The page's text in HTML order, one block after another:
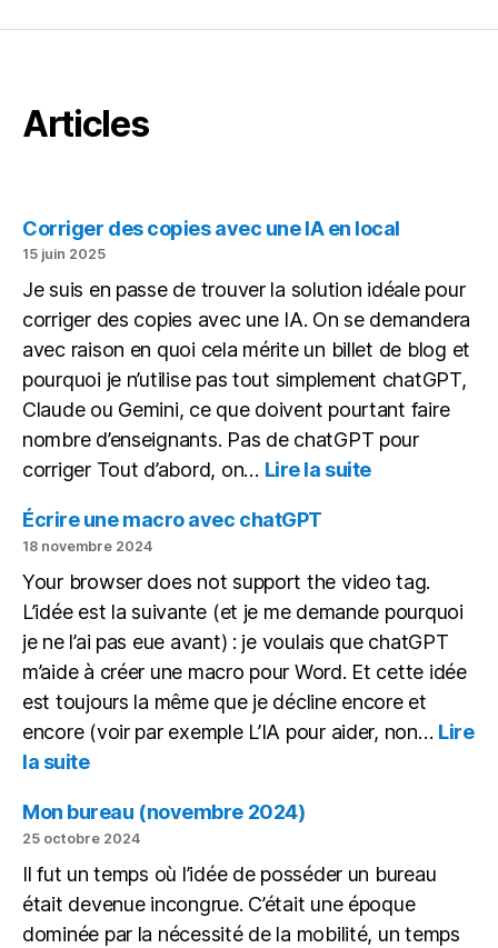
Articles
Corriger des copies avec une IA en local
15 juin 2025
Je suis en passe de trouver la solution idéale pour
corriger des copies avec une IA. On se demandera
avec raison en quoi cela mérite un billet de blog et
pourquoi je n’utilise pas tout simplement chatGPT,
Claude ou Gemini, ce que doivent pourtant faire
nombre d’enseignants. Pas de chatGPT pour
corriger Tout d’abord, on… Lire la suite:
une
IA
en
local
Écrire une macro avec chatGPT
18 novembre 2024
Your browser does not support the video tag.
L’idée est la suivante (et je me demande pourquoi
je ne l’ai pas eue avant) : je voulais que chatGPT
m’aide à créer une macro pour Word. Et cette idée
est toujours la même que je décline encore et
encore (voir par exemple L’IA pour aider, non… Lire
la suite:
une
macro
chatGPT
Mon bureau (novembre 2024)
25 octobre 2024
Il fut un temps où l’idée de posséder un bureau
était devenue incongrue. C’était une époque
dominée par la nécessité de la mobilité, un temps